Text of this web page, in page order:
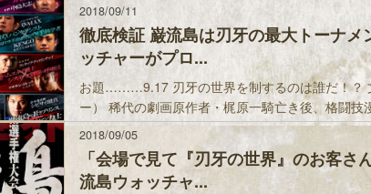
2018/09/11
徹底検証 巌流島は刃牙の最大トーナ
ッチャーがプロ...
お題………9.17 刃牙の世界を制するのは誰だ！？
ー） 稀代の劇画原作者・梶原一騎亡き後、格闘技
2018/09/05
「会場で見て『刃牙の世界』のお客
流島ウォッチャ...